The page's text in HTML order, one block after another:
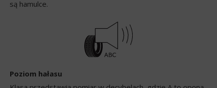
są hamulce.
Poziom hałasu